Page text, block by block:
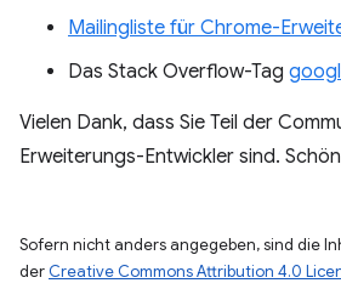
Mailingliste für Chrome-
Das Stack Overflow-Tag
Vielen Dank, dass Sie Teil der
Erweiterungs-Entwickler sind.
Sofern nicht anders angegeben, sind die
der Creative Commons Attribution 4.0